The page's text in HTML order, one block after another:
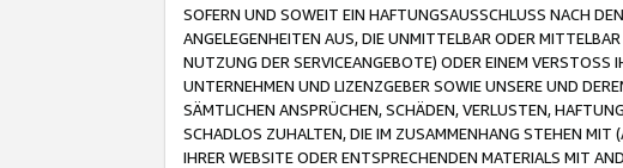
SOFERN UND SOWEIT EIN HAFTUNGSAUSSCHLUSS NACH
ANGELEGENHEITEN AUS, DIE UNMITTELBAR ODER
NUTZUNG DER SERVICEANGEBOTE) ODER EINEM VERSTOSS
UNTERNEHMEN UND LIZENZGEBER SOWIE UNSERE UND
SÄMTLICHEN ANSPRÜCHEN, SCHÄDEN, VERLUSTEN,
SCHADLOS ZUHALTEN, DIE IM ZUSAMMENHANG STEHEN MIT
IHRER WEBSITE ODER ENTSPRECHENDEN MATERIALS MIT